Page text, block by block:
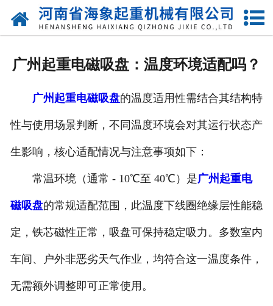
网站首页
厂区一角
案例展示
联系我们
广州起重电磁吸盘：温度环境适配吗？
广州起重电磁吸盘的温度适用性需结合其结构特
性与使用场景判断，不同温度环境会对其运行状态产
生影响，核心适配情况与注意事项如下：
常温环境（通常 - 10℃至 40℃）是广州起重电
磁吸盘的常规适配范围，此温度下线圈绝缘层性能稳
定，铁芯磁性正常，吸盘可保持稳定吸力。多数室内
车间、户外非恶劣天气作业，均符合这一温度条件，
无需额外调整即可正常使用。